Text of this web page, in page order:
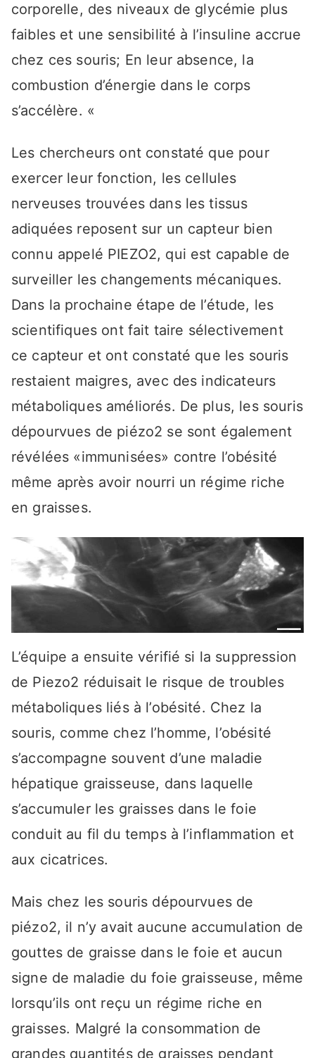
corporelle, des niveaux de glycémie plus
faibles et une sensibilité à l’insuline accrue
chez ces souris; En leur absence, la
combustion d’énergie dans le corps
s’accélère. «
Les chercheurs ont constaté que pour
exercer leur fonction, les cellules
nerveuses trouvées dans les tissus
adiquées reposent sur un capteur bien
connu appelé PIEZO2, qui est capable de
surveiller les changements mécaniques.
Dans la prochaine étape de l’étude, les
scientifiques ont fait taire sélectivement
ce capteur et ont constaté que les souris
restaient maigres, avec des indicateurs
métaboliques améliorés. De plus, les souris
dépourvues de piézo2 se sont également
révélées «immunisées» contre l’obésité
même après avoir nourri un régime riche
en graisses.
L’équipe a ensuite vérifié si la suppression
de Piezo2 réduisait le risque de troubles
métaboliques liés à l’obésité. Chez la
souris, comme chez l’homme, l’obésité
s’accompagne souvent d’une maladie
hépatique graisseuse, dans laquelle
s’accumuler les graisses dans le foie
conduit au fil du temps à l’inflammation et
aux cicatrices.
Mais chez les souris dépourvues de
piézo2, il n’y avait aucune accumulation de
gouttes de graisse dans le foie et aucun
signe de maladie du foie graisseuse, même
lorsqu’ils ont reçu un régime riche en
graisses. Malgré la consommation de
grandes quantités de graisses pendant